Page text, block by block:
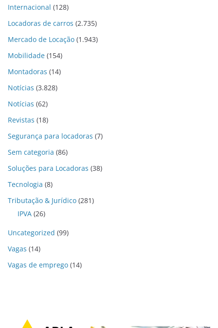
Internacional (128)
Locadoras de carros (2.735)
Mercado de Locação (1.943)
Mobilidade (154)
Montadoras (14)
Notícias (3.828)
Notícias (62)
Revistas (18)
Segurança para locadoras (7)
Sem categoria (86)
Soluções para Locadoras (38)
Tecnologia (8)
Tributação & Jurídico (281)
IPVA (26)
Uncategorized (99)
Vagas (14)
Vagas de emprego (14)